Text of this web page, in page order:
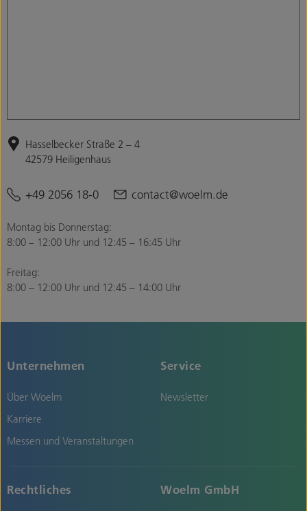
Hasselbecker Straße 2 – 4
42579 Heiligenhaus
+49 2056 18-0 contact@woelm.de
Montag bis Donnerstag:
8:00 – 12:00 Uhr und 12:45 – 16:45 Uhr
Freitag:
8:00 – 12:00 Uhr und 12:45 – 14:00 Uhr
Unternehmen
Über Woelm
Karriere
Messen und Veranstaltungen
Service
Newsletter
Rechtliches Woelm GmbH